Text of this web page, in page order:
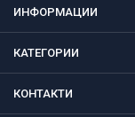
ИНФОРМАЦИИ
КАТЕГОРИИ
КОНТАКТИ